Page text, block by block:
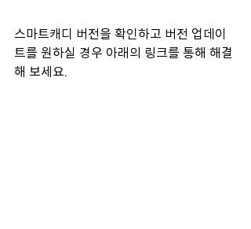
스마트캐디 버전을 확인하고 버전 업데이
트를 원하실 경우 아래의 링크를 통해 해결
해 보세요.